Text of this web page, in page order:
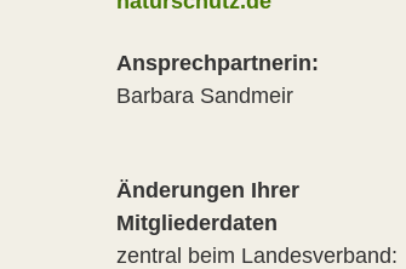
Ansprechpartnerin:
Barbara Sandmeir
Änderungen Ihrer
Mitgliederdaten
zentral beim Landesverband: